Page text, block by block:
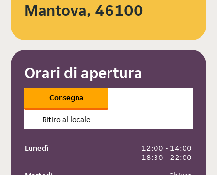
Mantova, 46100
Orari di apertura
Consegna
Ritiro al locale
Lunedì
12:00 - 14:00
18:30 - 22:00